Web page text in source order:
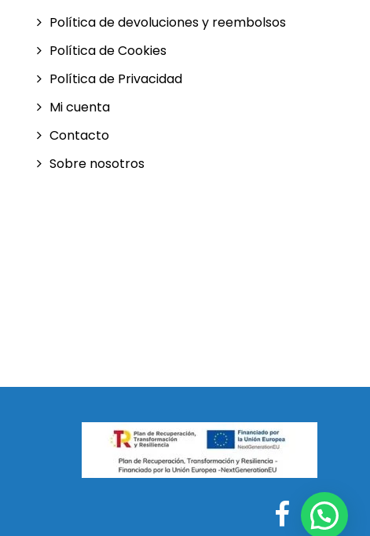
Política de devoluciones y reembolsos
Política de Cookies
Política de Privacidad
Mi cuenta
Contacto
Sobre nosotros